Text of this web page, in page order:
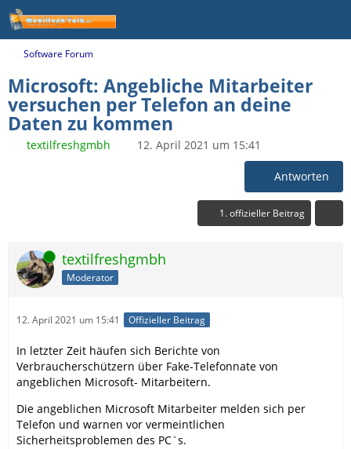
Software Forum
Microsoft: Angebliche Mitarbeiter
versuchen per Telefon an deine
Daten zu kommen
textilfreshgmbh 12. April 2021 um 15:41
Antworten
1. offizieller Beitrag
Online textilfreshgmbh
Moderator
12. April 2021 um 15:41 Offizieller Beitrag
In letzter Zeit häufen sich Berichte von
Verbraucherschützern über Fake-Telefonnate von
angeblichen Microsoft- Mitarbeitern.
Die angeblichen Microsoft Mitarbeiter melden sich per
Telefon und warnen vor vermeintlichen
Sicherheitsproblemen des PC`s.